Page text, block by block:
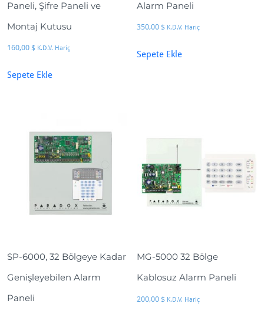
Paneli, Şifre Paneli ve
Montaj Kutusu
160,00 $ K.D.V. Hariç
Sepete Ekle
Alarm Paneli
350,00 $ K.D.V. Hariç
Sepete Ekle
SP-6000, 32 Bölgeye Kadar
Genişleyebilen Alarm
Paneli
MG-5000 32 Bölge
Kablosuz Alarm Paneli
200,00 $ K.D.V. Hariç